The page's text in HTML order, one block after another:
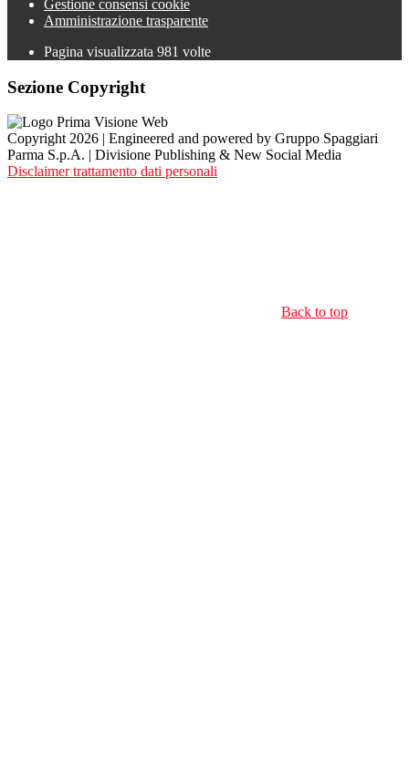
Gestione consensi cookie
Amministrazione trasparente
Pagina visualizzata 981 volte
Sezione Copyright
Copyright 2026 | Engineered and powered by Gruppo Spaggiari
Parma S.p.A. | Divisione Publishing & New Social Media
Disclaimer trattamento dati personali
Back to top